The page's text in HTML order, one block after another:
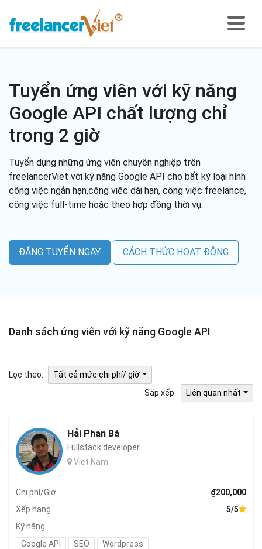
Tuyển ứng viên với kỹ năng
Google API chất lượng chỉ
trong 2 giờ
Tuyển dụng những ứng viên chuyên nghiệp trên
freelancerViet với kỹ năng Google API cho bất kỳ loại hình
công việc ngắn hạn,công việc dài hạn, công việc freelance,
công việc full-time hoặc theo hợp đồng thời vụ.
ĐĂNG TUYỂN NGAY CÁCH THỨC HOẠT ĐỘNG
Danh sách ứng viên với kỹ năng Google API
Lọc theo:
Tất cả mức chi phí/ giờ
Sắp xếp:
Liên quan nhất
Hải Phan Bá
Fullstack developer
Viet Nam
Chi phí/Giờ
₫200,000
Xếp hạng
5/5
Kỹ năng
Google API
SEO Wordpress